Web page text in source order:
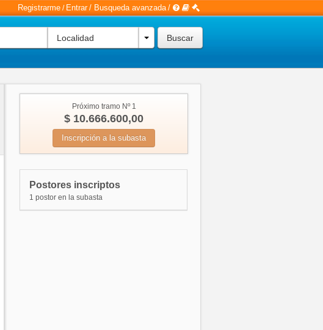
Registrarme / Entrar / Busqueda avanzada /
Localidad
Próximo tramo Nº 1
$ 10.666.600,00
Inscripción a la subasta
Postores inscriptos
1 postor en la subasta